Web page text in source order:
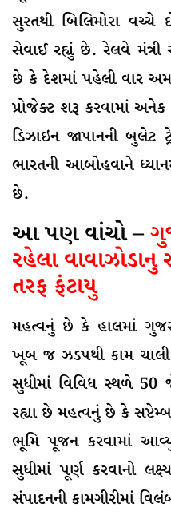
સુરતથી બિલિમોરા
સેવાઈ રહ્યું છે. રેલવે
છે કે દેશમાં પહેલી વાર
પ્રોજેક્ટ શરૂ કરવામાં
ડિઝાઇન જાપાનની બુલેટ
ભારતની આબોહવાને
છે.
આ પણ વાંચો –
રહેલા
તરફ ફંટાયુ
મહત્વનું છે કે હાલમાં
ખૂબ જ ઝડપથી કામ ચાલી
સુધીમાં વિવિધ સ્થળે 50
રહ્યા છે મહત્વનું છે કે
ભૂમિ પૂજન કરવામાં
સુધીમાં પૂર્ણ કરવાનો
સંપાદનની કામગીરીમાં